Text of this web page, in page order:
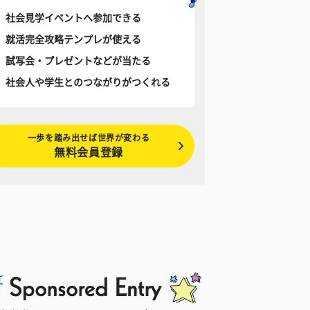
社会見学イベントへ参加できる
就活完全攻略テンプレが使える
試写会・プレゼントなどが当たる
社会人や学生とのつながりがつくれる
一歩を踏み出せば世界が変わる
無料会員登録